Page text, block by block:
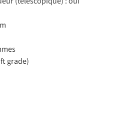
grade)